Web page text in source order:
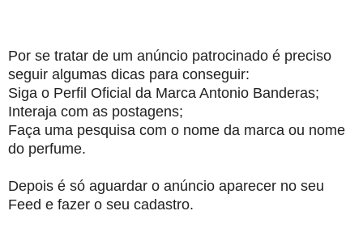
Por se tratar de um anúncio patrocinado é preciso
seguir algumas dicas para conseguir:
Siga o Perfil Oficial da Marca Antonio Banderas;
Interaja com as postagens;
Faça uma pesquisa com o nome da marca ou nome
do perfume.
Depois é só aguardar o anúncio aparecer no seu
Feed e fazer o seu cadastro.